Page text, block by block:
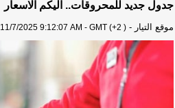
جدول جديد للمحروقات.. اليكم الاسعار
موقع التيار -
11/7/2025 9:12:07 AM - GMT (+2 )